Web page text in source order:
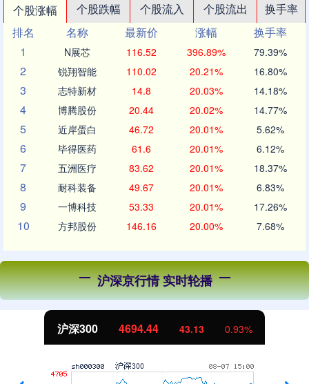
个股涨幅 个股跌幅 个股流入 个股流出
换手率
排名
名称 最新价 涨幅
换手率
1
N展芯 116.52 396.89% 79.39%
2 锐翔智能 110.02 20.21% 16.80%
3 志特新材 14.8 20.03% 14.18%
4 博腾股份 20.44 20.02% 14.77%
5 近岸蛋白 46.72 20.01% 5.62%
6 毕得医药 61.6 20.01% 6.12%
7 五洲医疗 83.62 20.01% 18.37%
8 耐科装备 49.67 20.01% 6.83%
9 一博科技 53.33 20.01% 17.26%
10 方邦股份 146.16 20.00% 7.68%
沪深京行情 实时轮播
北证50 1134.24